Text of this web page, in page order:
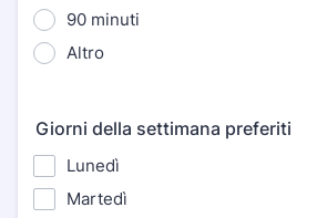
90 minuti
Altro
Giorni della settimana preferiti
Lunedì
Martedì